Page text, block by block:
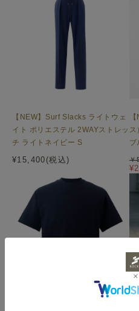
ALBINIコットン 半袖 ブラッ
【NEW】Surf Slacks ライトウェ
イト ポリエステル 2WAYストレッ
チ ライトネイビー S
¥15,400(税込)
ス
ブ
￥